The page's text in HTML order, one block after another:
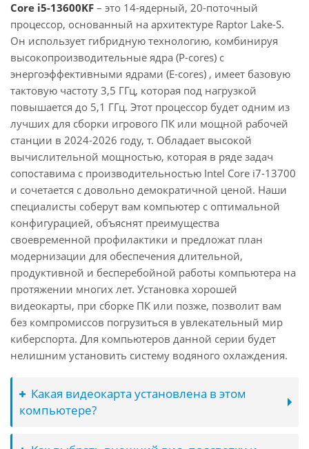
Core i5-13600KF – это 14-ядерный, 20-поточный
процессор, основанный на архитектуре Raptor Lake-S.
Он использует гибридную технологию, комбинируя
высокопроизводительные ядра (P-cores) с
энергоэффективными ядрами (E-cores) , имеет базовую
тактовую частоту 3,5 ГГц, которая под нагрузкой
повышается до 5,1 ГГц. Этот процессор будет одним из
лучших для сборки игрового ПК или мощной рабочей
станции в 2024-2026 году, т. Обладает высокой
вычислительной мощностью, которая в ряде задач
сопоставима с производительностью Intel Core i7-13700
и сочетается с довольно демократичной ценой. Наши
специалисты соберут вам компьютер с оптимальной
конфигурацией, объяснят преимущества
своевременной профилактики и предложат план
модернизации для обеспечения длительной,
продуктивной и бесперебойной работы компьютера на
протяжении многих лет. Установка хорошей
видеокарты, при сборке ПК или позже, позволит вам
без компромиссов погрузиться в увлекательный мир
киберспорта. Для компьютеров данной серии будет
нелишним установить систему водяного охлаждения.
Какая видеокарта установлена в этом
компьютере?